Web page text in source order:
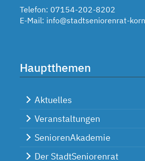
Telefon: 07154-202-8202
E-Mail: info@stadtseniorenrat-
Hauptthemen
Aktuelles
Veranstaltungen
SeniorenAkademie
Der StadtSeniorenrat